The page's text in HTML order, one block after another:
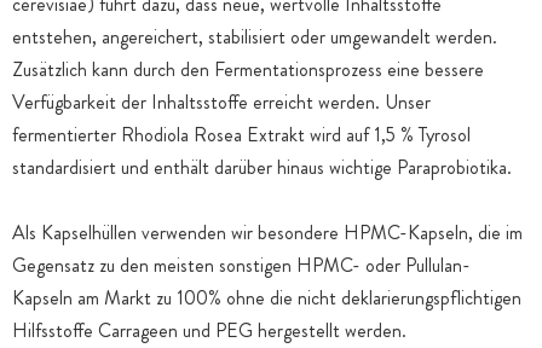
entstehen, angereichert, stabilisiert oder umgewandelt werden.
Zusätzlich kann durch den Fermentationsprozess eine bessere
Verfügbarkeit der Inhaltsstoffe erreicht werden. Unser
fermentierter Rhodiola Rosea Extrakt wird auf 1,5 % Tyrosol
standardisiert und enthält darüber hinaus wichtige Paraprobiotika.
Als Kapselhüllen verwenden wir besondere HPMC-Kapseln, die im
Gegensatz zu den meisten sonstigen HPMC- oder Pullulan-
Kapseln am Markt zu 100% ohne die nicht deklarierungspflichtigen
Hilfsstoffe Carrageen und PEG hergestellt werden.